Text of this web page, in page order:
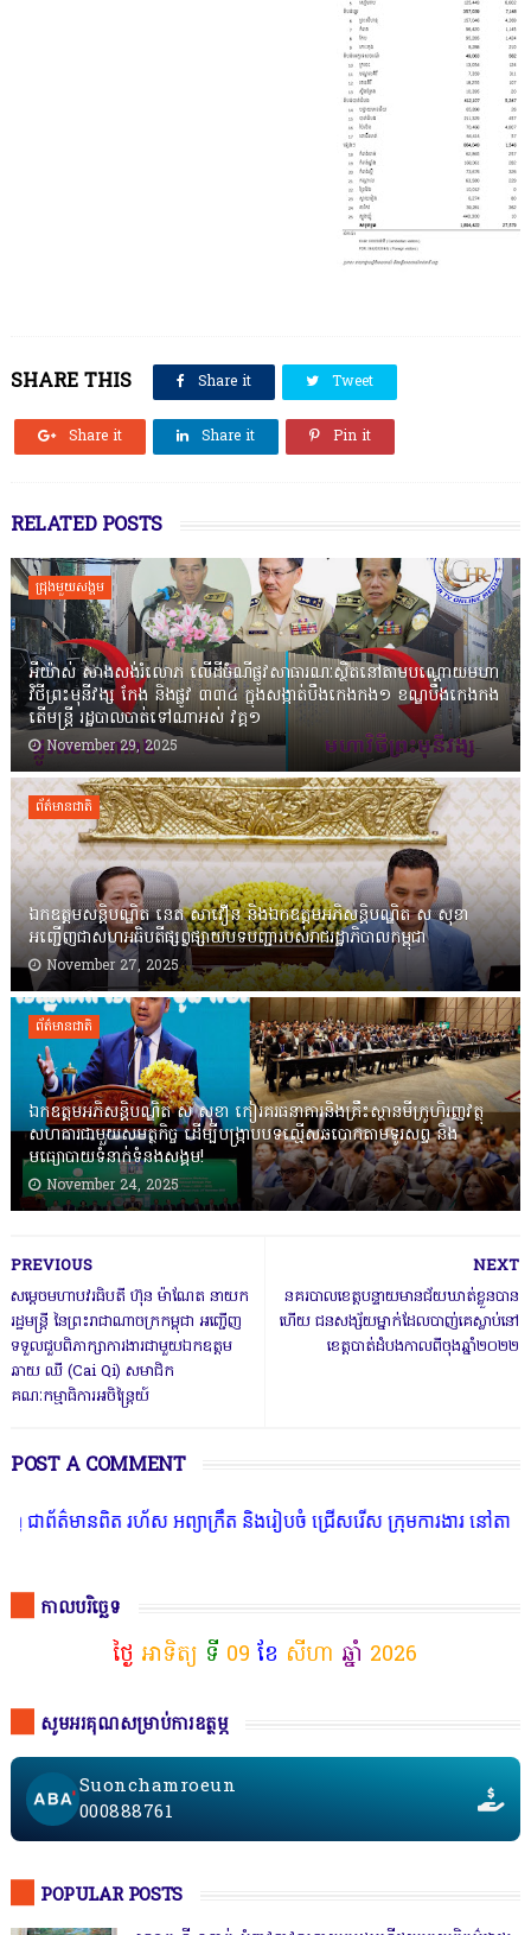
SHARE THIS Share it Tweet
Share it Share it Pin it
RELATED POSTS
ជ្រុងមួយសង្គម
អីយ៉ាស់ សាងសង់រំលោភ លើដីចំណីផ្លូវសាធារណៈស្ថិតនៅតាមបណ្ដោយមហា
វិថីព្រះមុនីវង្ស កែង និងផ្លូវ ៣៣៤ ក្នុងសង្កាត់បឹងកេងកង១ ខណ្ឌបឹងកេងកង
តើមន្ត្រី រដ្ឋបាលបាត់ទៅណាអស់ វគ្គ១
November 29, 2025
ព័ត៌មានជាតិ
ឯកឧត្តមសន្តិបណ្ឌិត នេត សាវឿន និងឯកឧត្តមអភិសន្តិបណ្ឌិត ស សុខា
អញ្ជើញជាសហអធិបតីផ្សព្វផ្សាយបទបញ្ជារបស់រាជរដ្ឋាភិបាលកម្ពុជា
November 27, 2025
ព័ត៌មានជាតិ
ឯកឧត្តមអភិសន្តិបណ្ឌិត ស សុខា កៀរគរធនាគារនិងគ្រឹះស្ថានមីក្រូហិរញ្ញវត្ថុ
សហការជាមួយសមត្ថកិច្ច ដើម្បីបង្ក្រាបបទល្មើសឆបោកតាមទូរសព្ទ និង
មធ្យោបាយទំនាក់ទំនងសង្គម!
November 24, 2025
NEXT
នគរបាលខេត្តបន្ទាយមានជ័យឃាត់ខ្លួនបាន
ហើយ ជនសង្ស័យម្នាក់ដែលបាញ់គេស្លាប់នៅ
ខេត្តបាត់ដំបងកាលពីចុងឆ្នាំ២០២២
PREVIOUS
សម្តេចមហាបវរធិបតី ហ៊ុន ម៉ាណែត នាយក
រដ្ឋមន្ត្រី នៃព្រះរាជាណាចក្រកម្ពុជា អញ្ជើញ
ទទួលជួបពិភាក្សាការងារជាមួយឯកឧត្តម
ឆាយ ឈី (Cai Qi) សមាជិក
គណៈកម្មាធិការអចិន្ត្រៃយ៍
POST A COMMENT
រហ័ស អព្យាក្រឹត និងរៀបចំ ជ្រើសរើស ក្រុមការងារ នៅតាមបណ្តាលរា
កាលបរិច្ឆេទ
ថ្ងៃ អាទិត្យ ទី 09 ខែ សីហា ឆ្នាំ 2026
សូមអរគុណសម្រាប់ការឧត្ថម្ភ
Suonchamroeun
000888761
POPULAR POSTS